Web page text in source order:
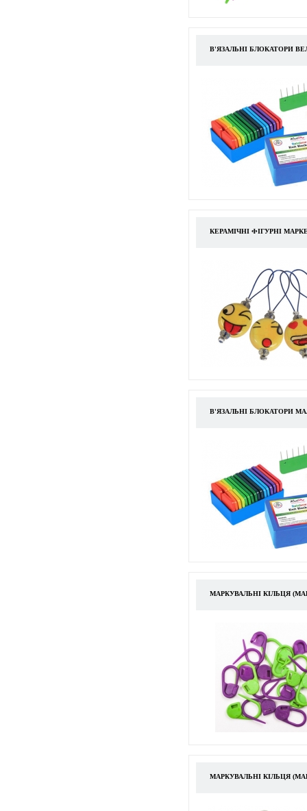
В'ЯЗАЛЬНІ БЛОКАТОРИ
КЕРАМІЧНІ ФІГУРНІ
В'ЯЗАЛЬНІ БЛОКАТОРИ
МАРКУВАЛЬНІ КІЛЬЦЯ
МАРКУВАЛЬНІ КІЛЬЦЯ